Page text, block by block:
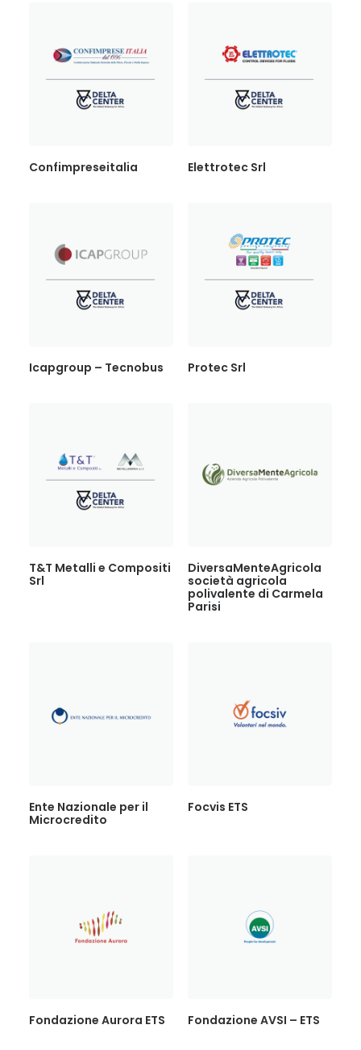
Confimpreseitalia Elettrotec Srl
Icapgroup – Tecnobus Protec Srl
T&T Metalli e Compositi
Srl
DiversaMenteAgricola
società agricola
polivalente di Carmela
Parisi
Ente Nazionale per il
Microcredito
Focvis ETS
Fondazione Aurora ETS Fondazione AVSI – ETS